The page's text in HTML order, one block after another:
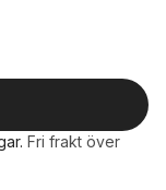
. Fri frakt över